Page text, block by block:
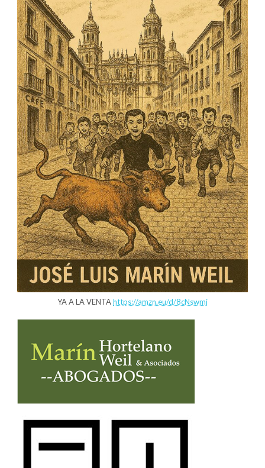
YA A LA VENTAhttps://amzn.eu/d/8cNswmj